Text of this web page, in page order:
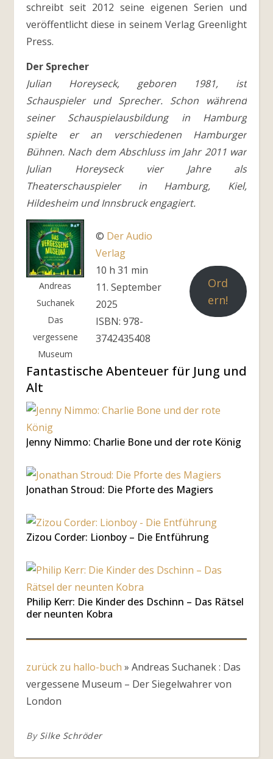
schreibt seit 2012 seine eigenen Serien und
veröffentlicht diese in seinem Verlag Greenlight
Press.
Der Sprecher
Julian Horeyseck, geboren 1981, ist
Schauspieler und Sprecher. Schon während
seiner Schauspielausbildung in Hamburg
spielte er an verschiedenen Hamburger
Bühnen. Nach dem Abschluss im Jahr 2011 war
Julian Horeyseck vier Jahre als
Theaterschauspieler in Hamburg, Kiel,
Hildesheim und Innsbruck engagiert.
Andreas
Suchanek
Das
vergessene
Museum
© Der Audio
Verlag
10 h 31 min
11. September
2025
ISBN: 978-
3742435408
Ord
ern!
Fantastische Abenteuer für Jung und
Alt
Jenny Nimmo: Charlie Bone und der rote König
Jonathan Stroud: Die Pforte des Magiers
Zizou Corder: Lionboy – Die Entführung
Philip Kerr: Die Kinder des Dschinn – Das Rätsel
der neunten Kobra
zurück zu hallo-buch » Andreas Suchanek : Das
vergessene Museum – Der Siegelwahrer von
London
By Silke Schröder